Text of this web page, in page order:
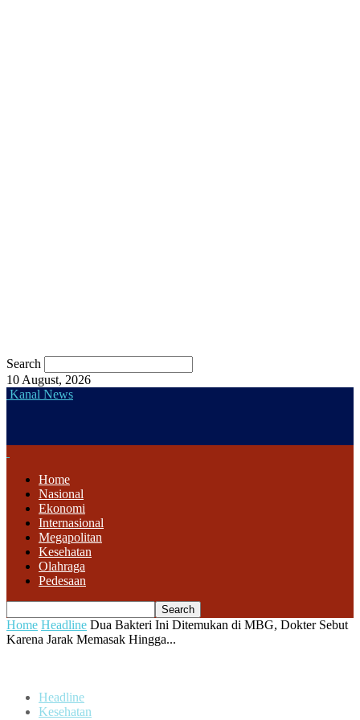
Search
10 August, 2026
Kanal News
Home
Nasional
Ekonomi
Internasional
Megapolitan
Kesehatan
Olahraga
Pedesaan
Home Headline Dua Bakteri Ini Ditemukan di MBG, Dokter Sebut
Karena Jarak Memasak Hingga...
Headline
Kesehatan